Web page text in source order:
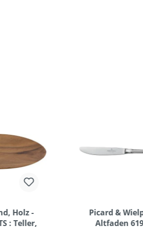
Holz -
: Teller,
Picard &
Altfaden